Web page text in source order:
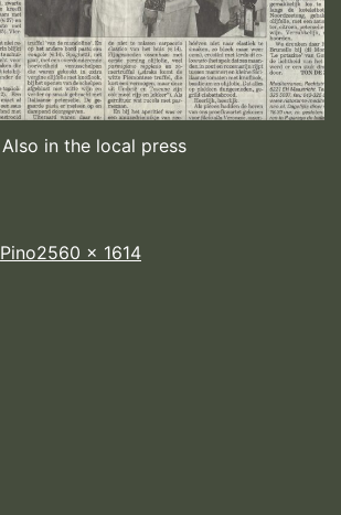
Also in the local press
PinoVolledige
2560 × 1614